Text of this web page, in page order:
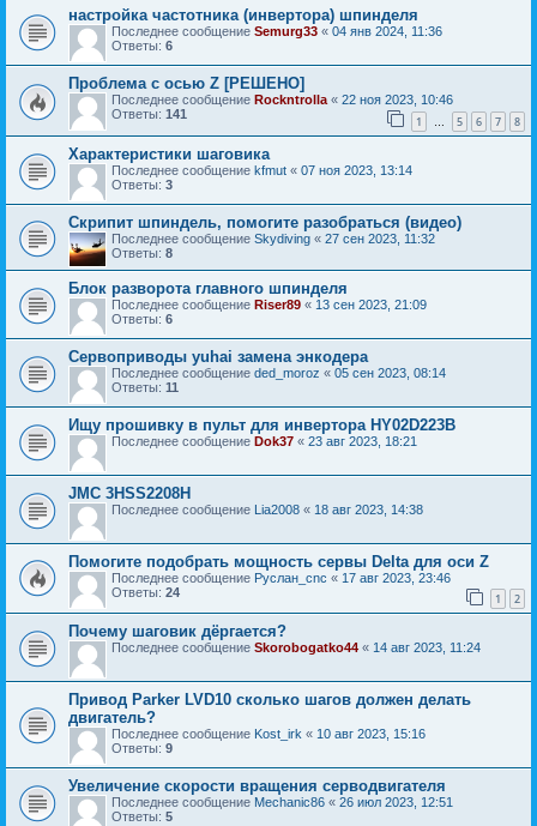
настройка частотника (инвертора) шпинделя
Последнее сообщение Semurg33 « 04 янв 2024, 11:36
Ответы: 6
Проблема с осью Z [РЕШЕНО]
Последнее сообщение Rockntrolla « 22 ноя 2023, 10:46
Ответы: 141 1 … 5 6 7 8
Характеристики шаговика
Последнее сообщение kfmut « 07 ноя 2023, 13:14
Ответы: 3
Скрипит шпиндель, помогите разобраться (видео)
Последнее сообщение Skydiving « 27 сен 2023, 11:32
Ответы: 8
Блок разворота главного шпинделя
Последнее сообщение Riser89 « 13 сен 2023, 21:09
Ответы: 6
Сервоприводы yuhai замена энкодера
Последнее сообщение ded_moroz « 05 сен 2023, 08:14
Ответы: 11
Ищу прошивку в пульт для инвертора HY02D223B
Последнее сообщение Dok37 « 23 авг 2023, 18:21
JMC 3HSS2208H
Последнее сообщение Lia2008 « 18 авг 2023, 14:38
Помогите подобрать мощность сервы Delta для оси Z
Последнее сообщение Руслан_cnc « 17 авг 2023, 23:46
Ответы: 24 1 2
Почему шаговик дёргается?
Последнее сообщение Skorobogatko44 « 14 авг 2023, 11:24
Привод Parker LVD10 сколько шагов должен делать
двигатель?
Последнее сообщение Kost_irk « 10 авг 2023, 15:16
Ответы: 9
Увеличение скорости вращения серводвигателя
Последнее сообщение Mechanic86 « 26 июл 2023, 12:51
Ответы: 5